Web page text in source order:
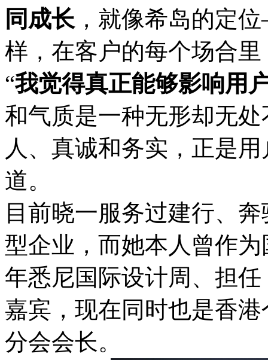
同成长 ，就像希岛的定
样，在客户的每个场合
“我觉得真正能够影响用
和气质是一种无形却无
人、真诚和务实，正是
道。
目前晓一服务过建行、
型企业，而她本人曾作
年悉尼国际设计周、担
嘉宾，现在同时也是香
分会会长。